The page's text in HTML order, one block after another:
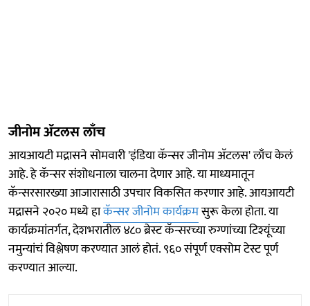
जीनोम अ‍ॅटलस लाँच
आयआयटी मद्रासने सोमवारी 'इंडिया कॅन्सर जीनोम अ‍ॅटलस' लाँच केलं
आहे. हे कॅन्सर संशोधनाला चालना देणार आहे. या माध्यमातून
कॅन्सरसारख्या आजारासाठी उपचार विकसित करणार आहे. आयआयटी
मद्रासने २०२० मध्ये हाकॅन्सर जीनोम कार्यक्रमसुरू केला होता. या
कार्यक्रमांतर्गत, देशभरातील ४८० ब्रेस्ट कॅन्सरच्या रुग्णांच्या टिश्यूंच्या
नमुन्यांचं विश्लेषण करण्यात आलं होतं. ९६० संपूर्ण एक्सोम टेस्ट पूर्ण
करण्यात आल्या.